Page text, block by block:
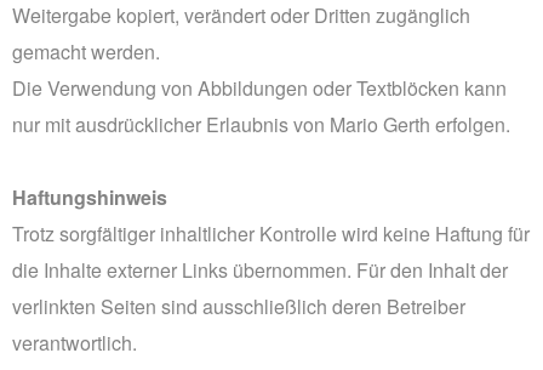
Weitergabe kopiert, verändert oder Dritten zugänglich
gemacht werden.
Die Verwendung von Abbildungen oder Textblöcken kann
nur mit ausdrücklicher Erlaubnis von Mario Gerth erfolgen.
Haftungshinweis
Trotz sorgfältiger inhaltlicher Kontrolle wird keine Haftung für
die Inhalte externer Links übernommen. Für den Inhalt der
verlinkten Seiten sind ausschließlich deren Betreiber
verantwortlich.